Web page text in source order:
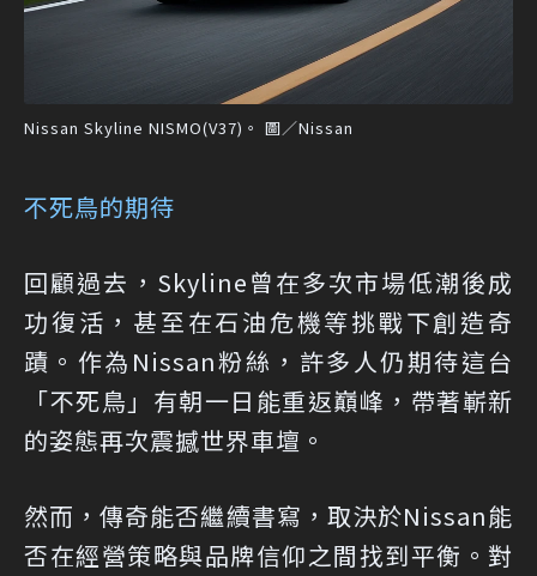
Nissan Skyline NISMO(V37)。 圖／Nissan
不死鳥的期待
回顧過去，Skyline曾在多次市場低潮後成
功復活，甚至在石油危機等挑戰下創造奇
蹟。作為Nissan粉絲，許多人仍期待這台
「不死鳥」有朝一日能重返巔峰，帶著嶄新
的姿態再次震撼世界車壇。
然而，傳奇能否繼續書寫，取決於Nissan能
否在經營策略與品牌信仰之間找到平衡。對